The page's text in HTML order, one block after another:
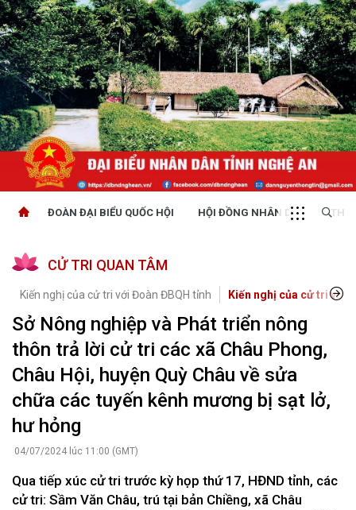
ĐOÀN ĐẠI BIỂU QUỐC HỘI HỘI ĐỒNG NHÂN DÂN
CỬ TRI QUAN TÂM
Kiến nghị của cử tri với Đoàn ĐBQH tỉnh Kiến nghị của cử tri với
Sở Nông nghiệp và Phát triển nông
thôn trả lời cử tri các xã Châu Phong,
Châu Hội, huyện Quỳ Châu về sửa
chữa các tuyến kênh mương bị sạt lở,
hư hỏng
04/07/2024 lúc 11:00 (GMT)
Qua tiếp xúc cử tri trước kỳ họp thứ 17, HĐND tỉnh, các
cử tri: Sầm Văn Châu, trú tại bản Chiềng, xã Châu